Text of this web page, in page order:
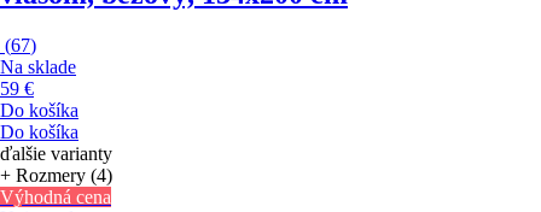
(67)
Na sklade
59 €
Do košíka
Do košíka
ďalšie varianty
+ Rozmery (4)
Výhodná cena